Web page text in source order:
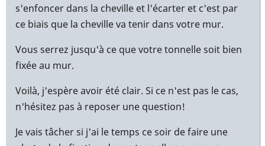
s'enfoncer dans la cheville et l'écarter et c'est par
ce biais que la cheville va tenir dans votre mur.
Vous serrez jusqu'à ce que votre tonnelle soit bien
fixée au mur.
Voilà, j'espère avoir été clair. Si ce n'est pas le cas,
n'hésitez pas à reposer une question!
Je vais tâcher si j'ai le temps ce soir de faire une